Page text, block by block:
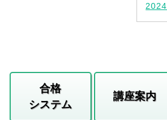
合格
システム
講座案内